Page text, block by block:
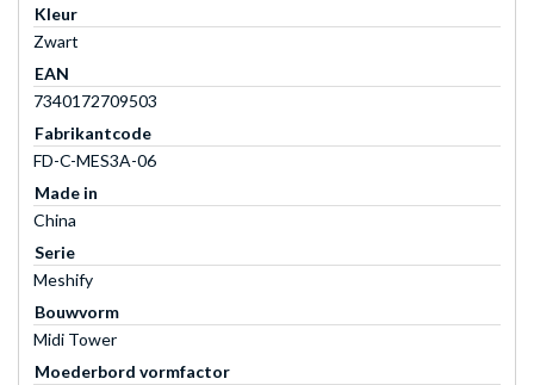
Kleur
Zwart
EAN
7340172709503
Fabrikantcode
FD-C-MES3A-06
Made in
China
Serie
Meshify
Bouwvorm
Midi Tower
Moederbord vormfactor